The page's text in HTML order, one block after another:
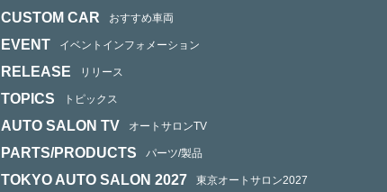
CUSTOM CAR おすすめ車両
EVENT イベントインフォメーション
RELEASE リリース
TOPICS トピックス
AUTO SALON TV オートサロンTV
PARTS/PRODUCTS パーツ/製品
TOKYO AUTO SALON 2027 東京オートサロン2027